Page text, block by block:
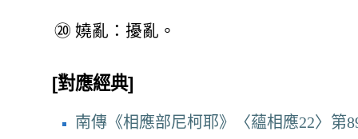
⑳ 嬈亂：擾亂。
[對應經典]
南傳《相應部尼柯耶》〈蘊相應22〉第